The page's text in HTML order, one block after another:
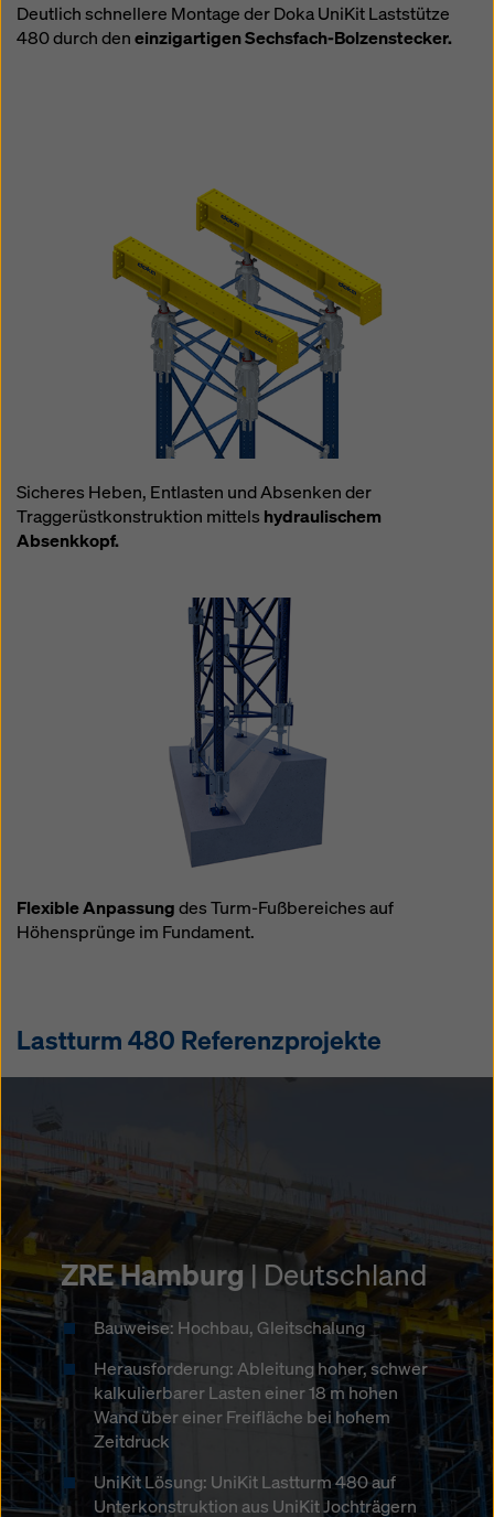
Deutlich schnellere Montage der Doka UniKit Laststütze
480 durch deneinzigartigen Sechsfach-Bolzenstecker.
Sicheres Heben, Entlasten und Absenken der
Traggerüstkonstruktion mittels hydraulischem
Absenkkopf.
Flexible Anpassungdes Turm-Fußbereiches auf
Höhensprünge im Fundament.
Lastturm 480 Referenzprojekte
ZRE Hamburg | Deutschland
Bauweise: Hochbau, Gleitschalung
Herausforderung: Ableitung hoher, schwer
kalkulierbarer Lasten einer 18 m hohen
Wand über einer Freifläche bei hohem
Zeitdruck
UniKit Lösung: UniKit Lastturm 480 auf
Unterkonstruktion aus UniKit Jochträgern
XXXLutz| Österreich
Bauweise: Hochbau, Ortbeton
Herausforderung: Ableitung hoher
Punktlasten von Deckenkragarmen
UniKit Lösung: UniKit Lastturm 480 sowie
UniKit Lastturm 1000 zusammen mit UniKit
Jochträgern
Brücke Dumanja Jaruga|
Kroatien
Bauweise: Freivorbau und schweres
Traggerüst
Herausforderung: Anschluss der
Randfelder an Freivorbau mittels schwerem
Traggerüst
UniKit Lösung: Lastturm 480, Joch- und